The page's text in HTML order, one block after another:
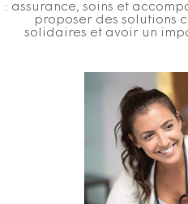
: assurance, soins et
proposer des solutions
solidaires et avoir un